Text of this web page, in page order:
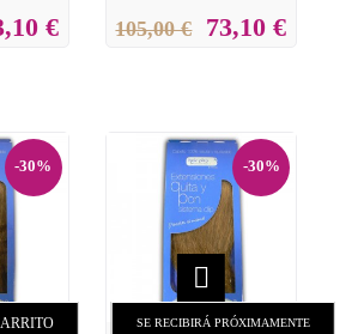
€ 105,00 € 73,10 €
-30% -30%

SE RECIBIRÁ PRÓXIMAMENTE